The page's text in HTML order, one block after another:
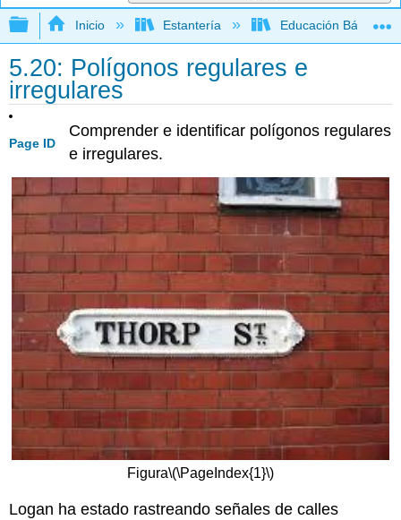
Expandir/contraer jerarquía global
Inicio Estantería Educación Básica
5.20: Polígonos regulares e
irregulares
Page ID
Comprender e identificar polígonos regulares
e irregulares.
Figura\(\PageIndex{1}\)
Logan ha estado rastreando señales de calles